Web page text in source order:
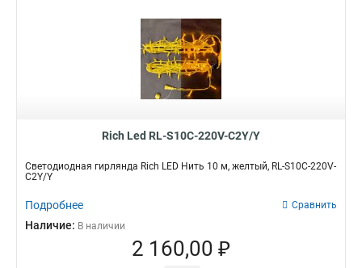
Rich Led RL-S10C-220V-C2Y/Y
Светодиодная гирлянда Rich LED Нить 10 м, желтый, RL-S10C-220V-
C2Y/Y
Подробнее Сравнить
Наличие: В наличии
2 160,00 ₽